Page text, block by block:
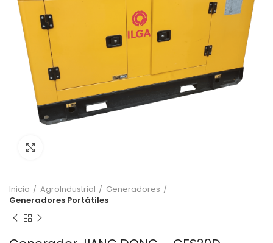
Inicio AgroIndustrial
Generadores
Generadores Portátiles